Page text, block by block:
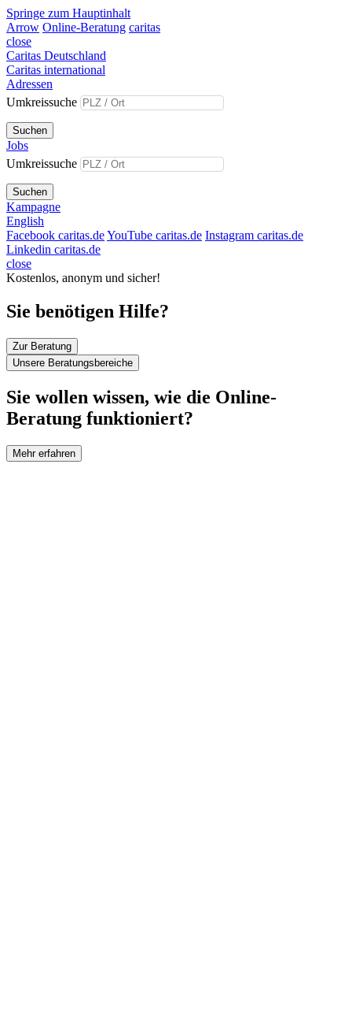
Springe zum Hauptinhalt
Arrow Online-Beratung caritas
close
Caritas Deutschland
Caritas international
Adressen
Umkreissuche
Suchen
Jobs
Umkreissuche
Suchen
Kampagne
English
Facebook caritas.deYouTube caritas.de Instagram caritas.de
Linkedin caritas.de
close
Kostenlos, anonym und sicher!
Sie benötigen Hilfe?
Zur Beratung
Unsere Beratungsbereiche
Sie wollen wissen, wie die Online-
Beratung funktioniert?
Mehr erfahren